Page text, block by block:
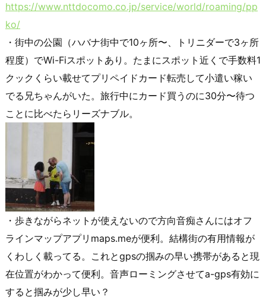
https://www.nttdocomo.co.jp/service/world/roaming/pp
ko/
・街中の公園（ハバナ街中で10ヶ所〜、トリニダーで3ヶ所
程度）でWi-Fiスポットあり。たまにスポット近くで手数料1
クックくらい載せてプリペイドカード転売して小遣い稼い
でる兄ちゃんがいた。旅行中にカード買うのに30分〜待つ
ことに比べたらリーズナブル。
・歩きながらネットが使えないので方向音痴さんにはオフ
ラインマップアプリmaps.meが便利。結構街の有用情報が
くわしく載ってる。これとgpsの掴みの早い携帯があると現
在位置がわかって便利。音声ローミングさせてa-gps有効に
すると掴みが少し早い？